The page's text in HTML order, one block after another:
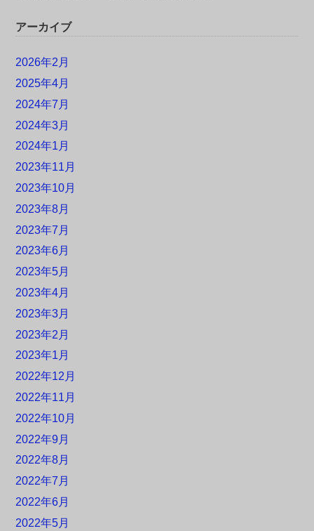
アーカイブ
2026年2月
2025年4月
2024年7月
2024年3月
2024年1月
2023年11月
2023年10月
2023年8月
2023年7月
2023年6月
2023年5月
2023年4月
2023年3月
2023年2月
2023年1月
2022年12月
2022年11月
2022年10月
2022年9月
2022年8月
2022年7月
2022年6月
2022年5月